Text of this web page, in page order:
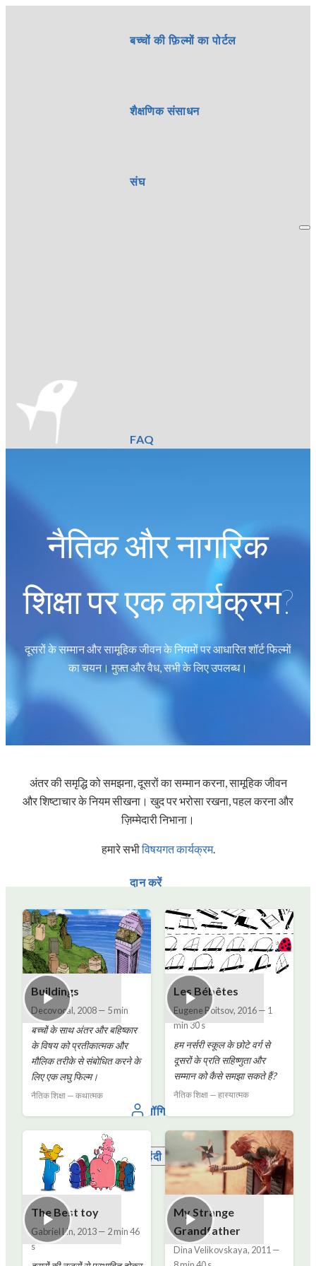
बच्चों की फ़िल्मों का पोर्टल
शैक्षणिक संसाधन
संघ
FAQ
दान करें
लॉगिन
हिंदी
नैतिक और नागरिक
शिक्षा पर एक कार्यक्रम?
दूसरों के सम्मान और सामूहिक जीवन के नियमों पर आधारित शॉर्ट फिल्मों
का चयन। मुफ़्त और वैध, सभी के लिए उपलब्ध।
अंतर की समृद्धि को समझना, दूसरों का सम्मान करना, सामूहिक जीवन
और शिष्टाचार के नियम सीखना। खुद पर भरोसा रखना, पहल करना और
ज़िम्मेदारी निभाना।
हमारे सभीविषयगत कार्यक्रम.
Buildings
Decovocal, 2008— 5 min
बच्चों के साथ अंतर और बहिष्कार
के विषय को प्रतीकात्मक और
मौलिक तरीके से संबोधित करने के
लिए एक लघु फिल्म।
नैतिक शिक्षा — कथात्मक
Les Bébêtes
Eugene Boitsov, 2016— 1
min 30 s
हम नर्सरी स्कूल के छोटे वर्ग से
दूसरों के प्रति सहिष्णुता और
सम्मान को कैसे समझा सकते हैं?
नैतिक शिक्षा — हास्यात्मक
The Best toy
Gabriel Lin, 2013— 2 min 46
s
My Strange
Grandfather
Dina Velikovskaya, 2011 —